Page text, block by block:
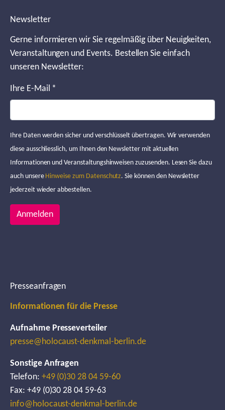
Newsletter
Gerne informieren wir Sie regelmäßig über Neuigkeiten,
Veranstaltungen und Events. Bestellen Sie einfach
unseren Newsletter:
Ihre E-Mail *
Ihre Daten werden sicher und verschlüsselt übertragen. Wir verwenden
diese ausschliesslich, um Ihnen den Newsletter mit aktuellen
Informationen und Veranstaltungshinweisen zuzusenden. Lesen Sie dazu
auch unsere Hinweise zum Datenschutz. Sie können den Newsletter
jederzeit wieder abbestellen.
Anmelden
Presseanfragen
Informationen für die Presse
Aufnahme Presseverteiler
presse@holocaust-denkmal-berlin.de
Sonstige Anfragen
Telefon: +49 (0)30 28 04 59-60
Fax: +49 (0)30 28 04 59-63
info@holocaust-denkmal-berlin.de